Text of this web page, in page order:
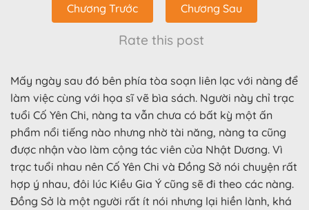
Chương Trước Chương Sau
Rate this post
Mấy ngày sau đó bên phía tòa soạn liên lạc với nàng để
làm việc cùng với họa sĩ vẽ bìa sách. Người này chỉ trạc
tuổi Cố Yên Chi, nàng ta vẫn chưa có bất kỳ một ấn
phẩm nổi tiếng nào nhưng nhờ tài năng, nàng ta cũng
được nhận vào làm cộng tác viên của Nhật Dương. Vì
trạc tuổi nhau nên Cố Yên Chi và Đồng Sở nói chuyện rất
hợp ý nhau, đôi lúc Kiều Gia Ý cũng sẽ đi theo các nàng.
Đồng Sở là một người rất ít nói nhưng lại hiền lành, khá